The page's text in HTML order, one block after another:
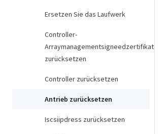
Ersetzen Sie das Laufwerk
Controller-
Arraymanagementsigneedzertifikat
zurücksetzen
Controller zurücksetzen
Antrieb zurücksetzen
Iscsiipdress zurücksetzen